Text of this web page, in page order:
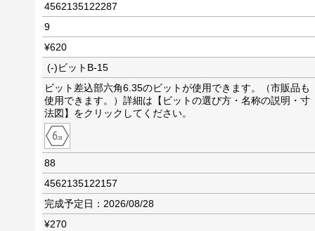
4562135122287
9
¥620
(-)ビットB-15
ビット差込部六角6.35のビットが使用できます。（市販品も
使用できます。）詳細は【ビットの選び方・名称の説明・寸
法図】をクリックしてください。
88
4562135122157
完成予定日：2026/08/28
¥270